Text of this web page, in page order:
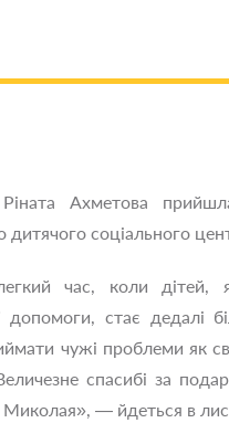
Ахметова
дитячого соціального
час, коли дітей,
допомоги, стає дедалі
чужі проблеми як
спасибі за
— йдеться в